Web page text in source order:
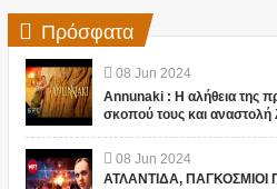
Πρόσφατα
08 Jun 2024
Annunaki : Η αλήθεια της
σκοπού τους και αναστολή
08 Jun 2024
ΑΤΛΑΝΤΙΔΑ,